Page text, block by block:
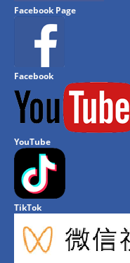
Facebook Page
Facebook
YouTube
TikTok